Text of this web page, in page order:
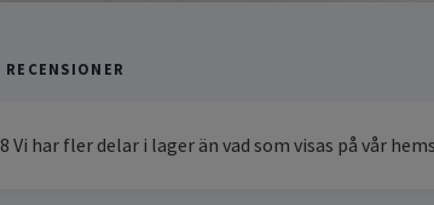
RECENSIONER
Vi har fler delar i lager än vad som visas på vår